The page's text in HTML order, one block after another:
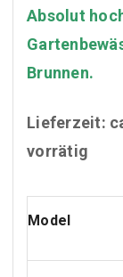
Absolut
Brunnen.
Lieferzeit:
vorrätig
Model